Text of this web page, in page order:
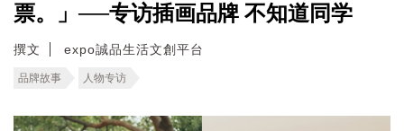
票。」──专访插画品牌 不知道同学
撰文 expo誠品生活文創平台
品牌故事 人物专访